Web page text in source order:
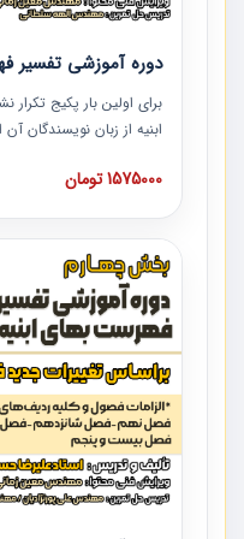
دوره آموزشی تفسیر
برای اولین بار پکیج
ابنیه از زبان
ردیف ها و مطالب فهرست
دوره به صورت کامل
دوره با کلام مهندس
مشاور در امر بازنگری
همکارانی که در حوزه
توصیه می کنیم از مطالب
1575000 تومان